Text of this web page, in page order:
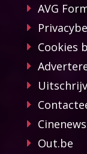
AVG
Cookies
Out.be